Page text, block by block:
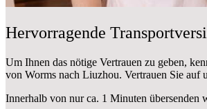
Hervorragende
Um Ihnen das nötige Vertrauen zu geben,
von Worms nach Liuzhou. Vertrauen Sie auf
Innerhalb von nur ca. 1 Minuten übersenden